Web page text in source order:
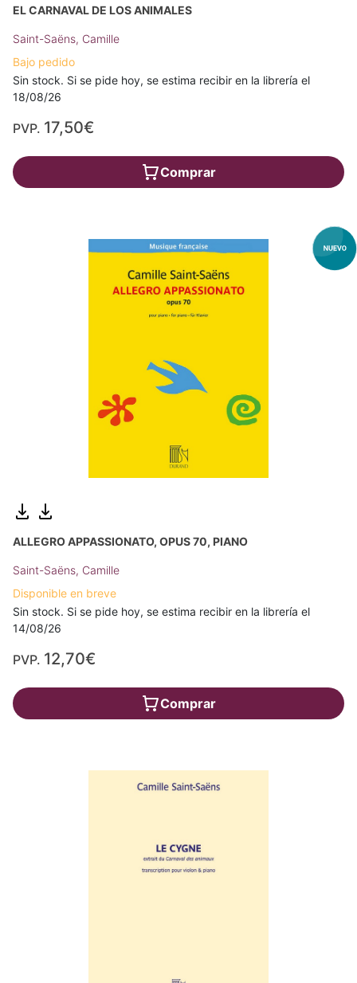
EL CARNAVAL DE LOS ANIMALES
Saint-Saëns, Camille
Bajo pedido
Sin stock. Si se pide hoy, se estima recibir en la librería el
18/08/26
PVP. 17,50€
Comprar
ALLEGRO APPASSIONATO, OPUS 70, PIANO
Saint-Saëns, Camille
Disponible en breve
Sin stock. Si se pide hoy, se estima recibir en la librería el
14/08/26
PVP. 12,70€
Comprar